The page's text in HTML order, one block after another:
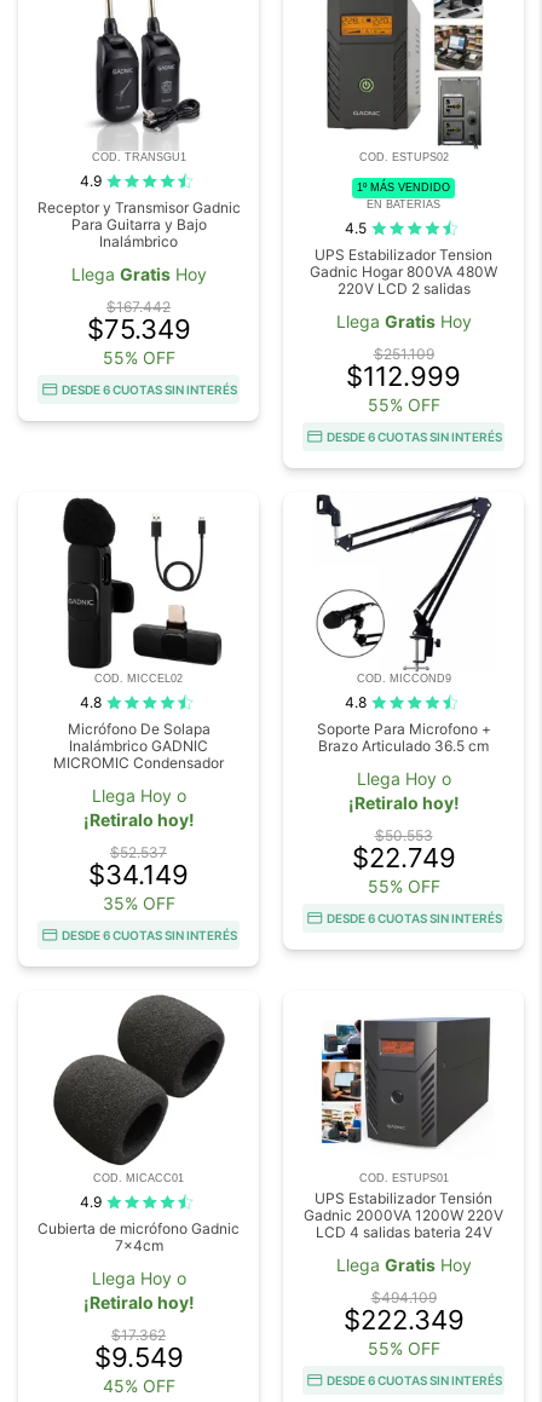
COD. TRANSGU1
4.9
Receptor y Transmisor Gadnic
Para Guitarra y Bajo
Inalámbrico
Llega GratisHoy
$167.442
$75.349
55% OFF
DESDE 6 CUOTAS SIN INTERÉS
COD. ESTUPS02
1º MÁS VENDIDO
EN BATERIAS
4.5
UPS Estabilizador Tension
Gadnic Hogar 800VA 480W
220V LCD 2 salidas
Llega GratisHoy
$251.109
$112.999
55% OFF
DESDE 6 CUOTAS SIN INTERÉS
COD. MICCEL02
4.8
Micrófono De Solapa
Inalámbrico GADNIC
MICROMIC Condensador
Llega Hoy o
¡Retiralo hoy!
$52.537
$34.149
35% OFF
DESDE 6 CUOTAS SIN INTERÉS
COD. MICCOND9
4.8
Soporte Para Microfono +
Brazo Articulado 36.5 cm
Llega Hoy o
¡Retiralo hoy!
$50.553
$22.749
55% OFF
DESDE 6 CUOTAS SIN INTERÉS
COD. MICACC01
4.9
Cubierta de micrófono Gadnic
7x4cm
Llega Hoy o
¡Retiralo hoy!
$17.362
$9.549
45% OFF
COD. ESTUPS01
UPS Estabilizador Tensión
Gadnic 2000VA 1200W 220V
LCD 4 salidas bateria 24V
Llega GratisHoy
$494.109
$222.349
55% OFF
DESDE 6 CUOTAS SIN INTERÉS